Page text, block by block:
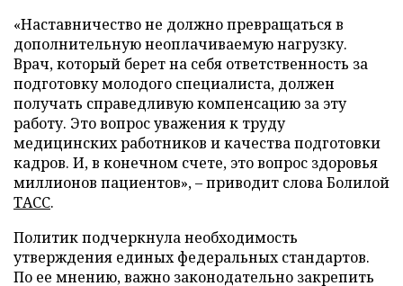
«Наставничество не должно превращаться в
дополнительную неоплачиваемую нагрузку.
Врач, который берет на себя ответственность за
подготовку молодого специалиста, должен
получать справедливую компенсацию за эту
работу. Это вопрос уважения к труду
медицинских работников и качества подготовки
кадров. И, в конечном счете, это вопрос здоровья
миллионов пациентов», – приводит слова Болилой
ТАСС.
Политик подчеркнула необходимость
утверждения единых федеральных стандартов.
По ее мнению, важно законодательно закрепить